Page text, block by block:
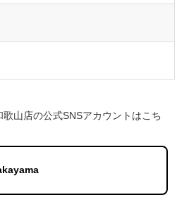
山店の公式SNSアカウントはこち